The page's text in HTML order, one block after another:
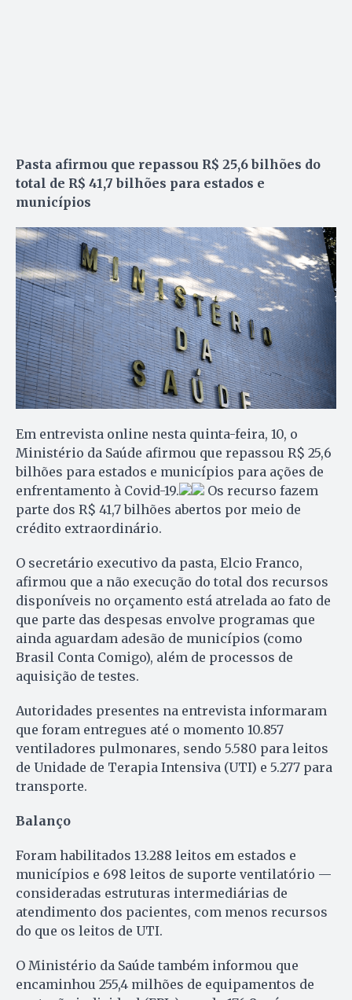
Pasta afirmou que repassou R$ 25,6 bilhões do
total de R$ 41,7 bilhões para estados e
municípios
Em entrevista online nesta quinta-feira, 10, o
Ministério da Saúde afirmou que repassou R$ 25,6
bilhões para estados e municípios para ações de
enfrentamento à Covid-19.
Os recurso fazem
parte dos R$ 41,7 bilhões abertos por meio de
crédito extraordinário.
O secretário executivo da pasta, Elcio Franco,
afirmou que a não execução do total dos recursos
disponíveis no orçamento está atrelada ao fato de
que parte das despesas envolve programas que
ainda aguardam adesão de municípios (como
Brasil Conta Comigo), além de processos de
aquisição de testes.
Autoridades presentes na entrevista informaram
que foram entregues até o momento 10.857
ventiladores pulmonares, sendo 5.580 para leitos
de Unidade de Terapia Intensiva (UTI) e 5.277 para
transporte.
Balanço
Foram habilitados 13.288 leitos em estados e
municípios e 698 leitos de suporte ventilatório —
consideradas estruturas intermediárias de
atendimento dos pacientes, com menos recursos
do que os leitos de UTI.
O Ministério da Saúde também informou que
encaminhou 255,4 milhões de equipamentos de